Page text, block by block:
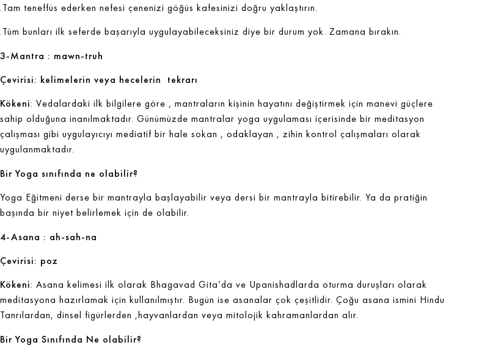
.Tam teneffüs ederken nefesi çenenizi göğüs kafesinizi doğru yaklaştırın.
.Tüm bunları ilk seferde başarıyla uygulayabileceksiniz diye bir durum yok. Zamana bırakın.
3-Mantra : mawn-truh
Çevirisi: kelimelerin veya hecelerin tekrarı
Kökeni: Vedalardaki ilk bilgilere göre , mantraların kişinin hayatını değiştirmek için manevi güçlere
sahip olduğuna inanılmaktadır. Günümüzde mantralar yoga uygulaması içerisinde bir meditasyon
çalışması gibi uygulayıcıyı mediatif bir hale sokan , odaklayan , zihin kontrol çalışmaları olarak
uygulanmaktadır.
Bir Yoga sınıfında ne olabilir?
Yoga Eğitmeni derse bir mantrayla başlayabilir veya dersi bir mantrayla bitirebilir. Ya da pratiğin
başında bir niyet belirlemek için de olabilir.
4-Asana : ah-sah-na
Çevirisi: poz
Kökeni: Asana kelimesi ilk olarak Bhagavad Gita’da ve Upanishadlarda oturma duruşları olarak
meditasyona hazırlamak için kullanılmıştır. Bugün ise asanalar çok çeşitlidir. Çoğu asana ismini Hindu
Tanrılardan, dinsel figürlerden ,hayvanlardan veya mitolojik kahramanlardan alır.
Bir Yoga Sınıfında Ne olabilir?